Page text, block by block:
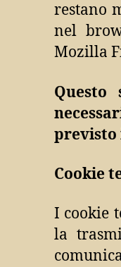
restano
nel
Mozilla
Questo
previsto
Cookie
I cookie
la